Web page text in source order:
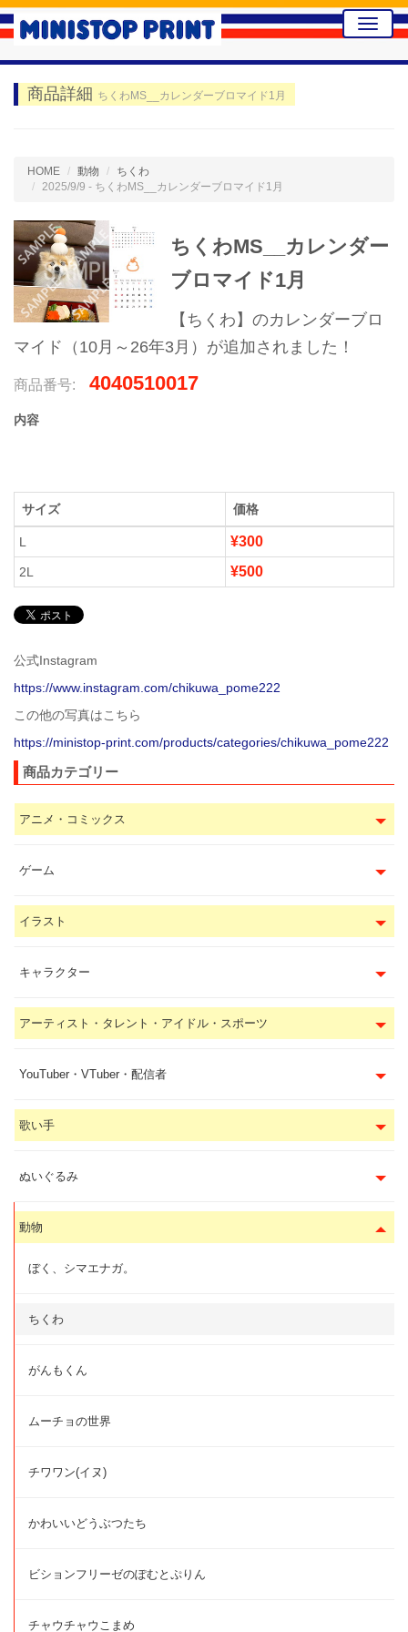
Toggle
商品詳細 ちくわMS__カレンダーブロマイド1月
HOME 動物
ちくわ
2025/9/9 - ちくわMS__カレンダーブロマイド1月
ちくわMS__カレンダー
ブロマイド1月
【ちくわ】のカレンダーブロ
マイド（10月～26年3月）が追加されました！
商品番号: 4040510017
内容
サイズ 価格
L ¥300
2L ¥500
公式Instagram
https://www.instagram.com/chikuwa_pome222
この他の写真はこちら
https://ministop-print.com/products/categories/chikuwa_pome222
商品カテゴリー
アニメ・コミックス
ゲーム
イラスト
キャラクター
アーティスト・タレント・アイドル・スポーツ
YouTuber・VTuber・配信者
歌い手
ぬいぐるみ
動物
ぼく、シマエナガ。
ちくわ
がんもくん
ムーチョの世界
チワワン(イヌ)
かわいいどうぶつたち
ビションフリーゼのぽむとぷりん
チャウチャウこまめ